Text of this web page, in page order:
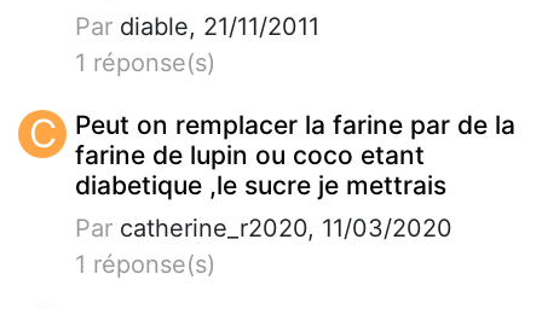
Par diable, 21/11/2011
1 réponse(s)
C
Peut on remplacer la farine par de la
farine de lupin ou coco etant
diabetique ,le sucre je mettrais
Par catherine_r2020, 11/03/2020
1 réponse(s)